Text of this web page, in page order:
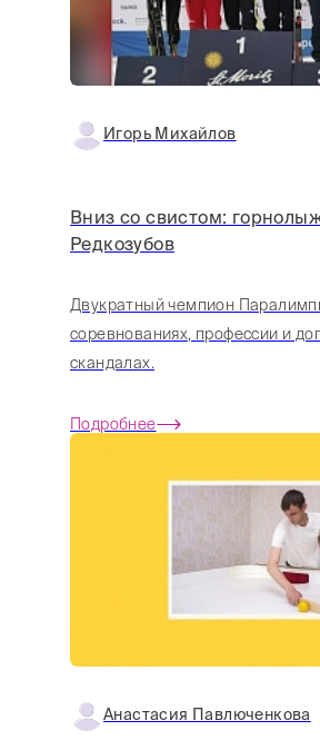
Игорь Михайлов
Вниз со свистом:
Редкозубов
Двукратный чемпион
соревнованиях, профессии и
скандалах.
Подробнее
Анастасия Павлюченкова